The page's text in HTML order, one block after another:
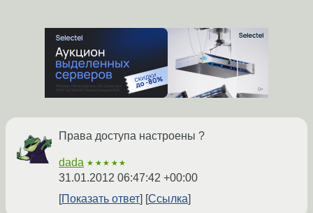
Права доступа настроены ?
dada ★★★★★
31.01.2012 06:47:42 +00:00
Показать ответ
Ссылка